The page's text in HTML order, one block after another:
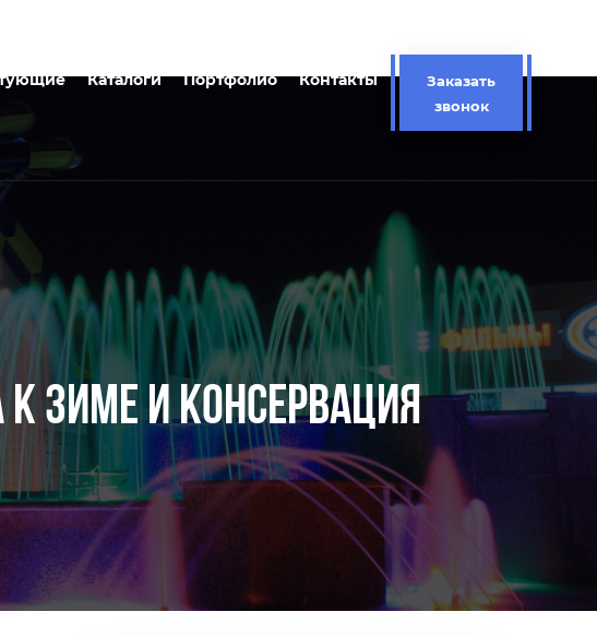
Каталоги Портфолио Контакты
Заказать
звонок
ЗИМЕ И КОНСЕРВАЦИЯ